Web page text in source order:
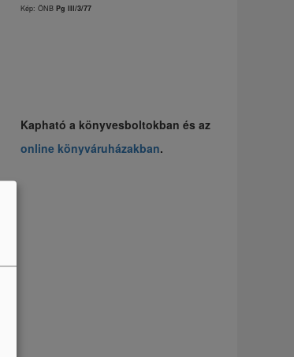
Kép: ÖNB Pg III/3/77
Kapható a könyvesboltokban és az
online könyváruházakban.